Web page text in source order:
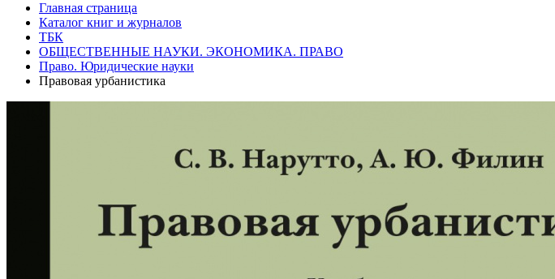
Главная страница
Каталог книг и журналов
ТБК
ОБЩЕСТВЕННЫЕ НАУКИ. ЭКОНОМИКА. ПРАВО
Право. Юридические науки
Правовая урбанистика